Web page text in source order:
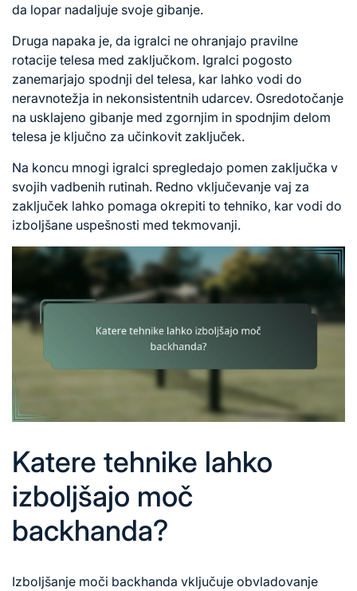
da lopar nadaljuje svoje gibanje.
Druga napaka je, da igralci ne ohranjajo pravilne
rotacije telesa med zaključkom. Igralci pogosto
zanemarjajo spodnji del telesa, kar lahko vodi do
neravnotežja in nekonsistentnih udarcev. Osredotočanje
na usklajeno gibanje med zgornjim in spodnjim delom
telesa je ključno za učinkovit zaključek.
Na koncu mnogi igralci spregledajo pomen zaključka v
svojih vadbenih rutinah. Redno vključevanje vaj za
zaključek lahko pomaga okrepiti to tehniko, kar vodi do
izboljšane uspešnosti med tekmovanji.
Katere tehnike lahko
izboljšajo moč
backhanda?
Izboljšanje moči backhanda vključuje obvladovanje